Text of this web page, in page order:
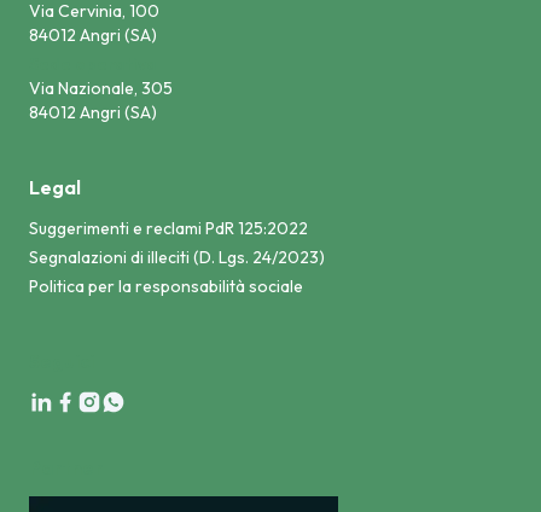
Via Cervinia, 100
84012 Angri (SA)
Via Nazionale, 305
84012 Angri (SA)
Legal
Suggerimenti e reclami PdR 125:2022
Segnalazioni di illeciti (D. Lgs. 24/2023)
Politica per la responsabilità sociale